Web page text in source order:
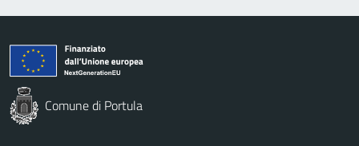
Comune di Portula